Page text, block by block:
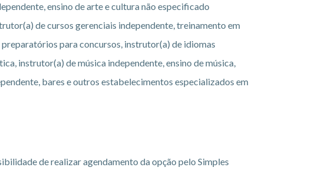
ensino de arte e cultura não especificado
de cursos gerenciais independente, treinamento em
para concursos, instrutor(a) de idiomas
instrutor(a) de música independente, ensino de música,
bares e outros estabelecimentos especializados em
de realizar agendamento da opção pelo Simples